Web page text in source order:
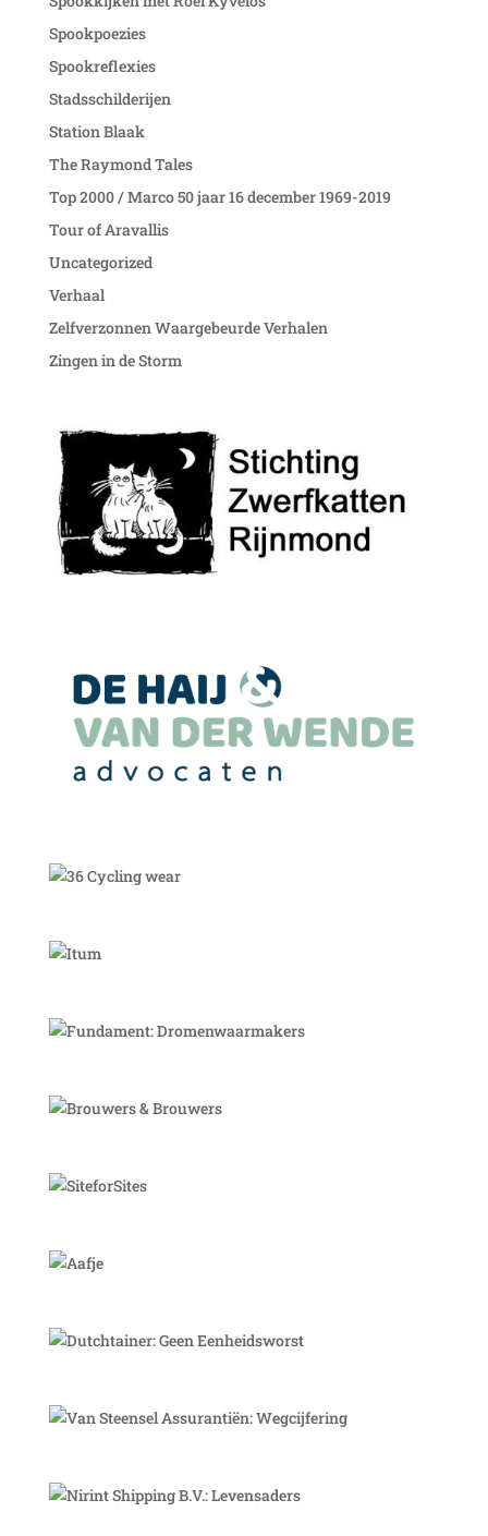
Spookpoezies
Spookreflexies
Stadsschilderijen
Station Blaak
The Raymond Tales
Top 2000 / Marco 50 jaar 16 december 1969-2019
Tour of Aravallis
Uncategorized
Verhaal
Zelfverzonnen Waargebeurde Verhalen
Zingen in de Storm